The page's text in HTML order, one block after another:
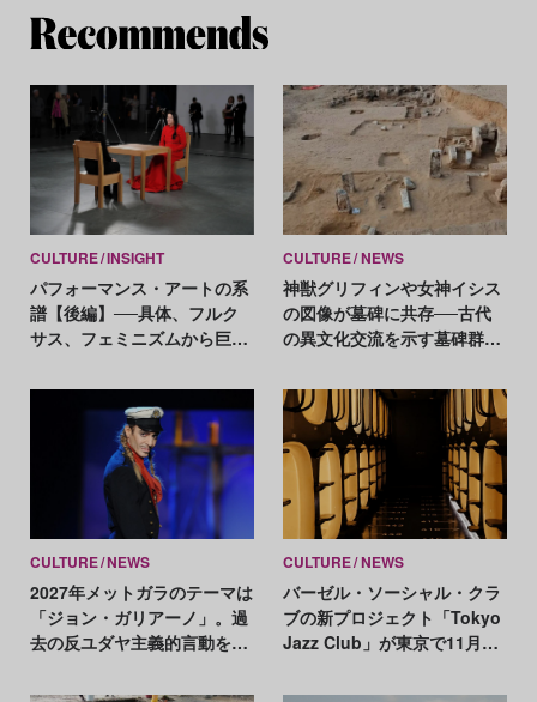
CULTURE INSIGHT
パフォーマンス・アートの系
譜【後編】──具体、フルク
サス、フェミニズムから巨星
年〜現在）
CULTURE NEWS
神獣グリフィンや女神イシス
の図像が墓碑に共存──古代
の異文化交流を示す墓碑群が
CULTURE NEWS
2027年メットガラのテーマは
「ジョン・ガリアーノ」。過
去の反ユダヤ主義的言動をめ
CULTURE NEWS
バーゼル・ソーシャル・クラ
ブの新プロジェクト「Tokyo
Jazz Club」が東京で11月に